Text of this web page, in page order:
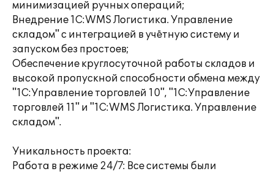
минимизацией ручных операций;
Внедрение 1С:WMS Логистика. Управление
складом" с интеграцией в учётную систему и
запуском без простоев;
Обеспечение круглосуточной работы складов и
высокой пропускной способности обмена между
"1С:Управление торговлей 10", "1С:Управление
торговлей 11" и "1С:WMS Логистика. Управление
складом".
Уникальность проекта:
Работа в режиме 24/7: Все системы были